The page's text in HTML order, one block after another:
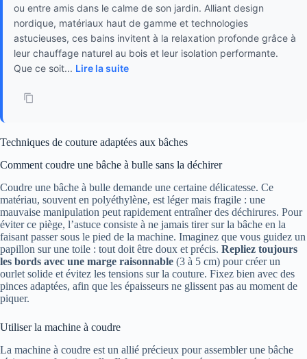
ou entre amis dans le calme de son jardin. Alliant design
nordique, matériaux haut de gamme et technologies
astucieuses, ces bains invitent à la relaxation profonde grâce à
leur chauffage naturel au bois et leur isolation performante.
Que ce soit... Lire la suite
Techniques de couture adaptées aux bâches
Comment coudre une bâche à bulle sans la déchirer
Coudre une bâche à bulle demande une certaine délicatesse. Ce
matériau, souvent en polyéthylène, est léger mais fragile : une
mauvaise manipulation peut rapidement entraîner des déchirures. Pour
éviter ce piège, l’astuce consiste à ne jamais tirer sur la bâche en la
faisant passer sous le pied de la machine. Imaginez que vous guidez un
papillon sur une toile : tout doit être doux et précis. Repliez toujours
les bords avec une marge raisonnable (3 à 5 cm) pour créer un
ourlet solide et évitez les tensions sur la couture. Fixez bien avec des
pinces adaptées, afin que les épaisseurs ne glissent pas au moment de
piquer.
Utiliser la machine à coudre
La machine à coudre est un allié précieux pour assembler une bâche